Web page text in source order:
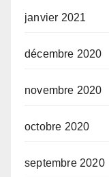
janvier 2021
décembre 2020
novembre 2020
octobre 2020
septembre 2020